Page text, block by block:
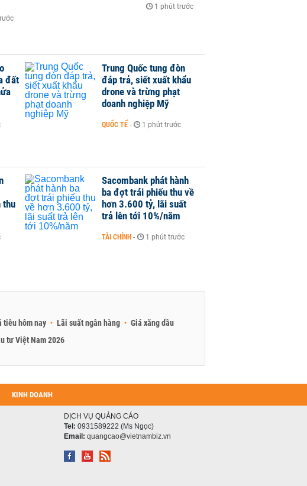
1 phút trước
đất
Trung Quốc tung đòn
đáp trả, siết xuất khẩu
drone và trừng phạt
doanh nghiệp Mỹ
QUỐC TẾ - 1 phút trước
thu
Sacombank phát hành
ba đợt trái phiếu thu về
hơn 3.600 tỷ, lãi suất
trả lên tới 10%/năm
TÀI CHÍNH - 1 phút trước
tiêu hôm nay Lãi suất ngân hàng
Giá xăng dầu
tư Việt Nam 2026
KINH DOANH
DỊCH VỤ QUẢNG CÁO
Tel: 0931589222 (Ms Ngọc)
Email: quangcao@vietnambiz.vn